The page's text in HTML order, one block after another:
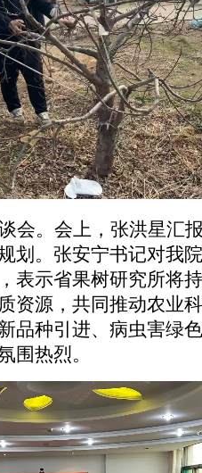
会。会上，张洪星汇
划。张安宁书记对我
表示省果树研究所将
资源，共同推动农业
品种引进、病虫害绿
围热烈。